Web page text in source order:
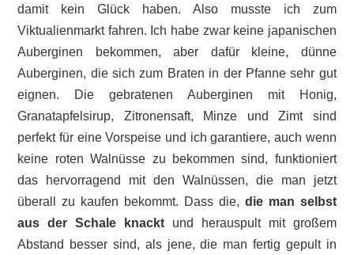
damit kein Glück haben. Also musste ich zum
Viktualienmarkt fahren. Ich habe zwar keine japanischen
Auberginen bekommen, aber dafür kleine, dünne
Auberginen, die sich zum Braten in der Pfanne sehr gut
eignen. Die gebratenen Auberginen mit Honig,
Granatapfelsirup, Zitronensaft, Minze und Zimt sind
perfekt für eine Vorspeise und ich garantiere, auch wenn
keine roten Walnüsse zu bekommen sind, funktioniert
das hervorragend mit den Walnüssen, die man jetzt
überall zu kaufen bekommt. Dass die, die man selbst
aus der Schale knackt und herauspult mit großem
Abstand besser sind, als jene, die man fertig gepult in